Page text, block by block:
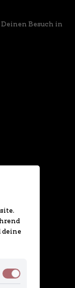
deine
Besuch in